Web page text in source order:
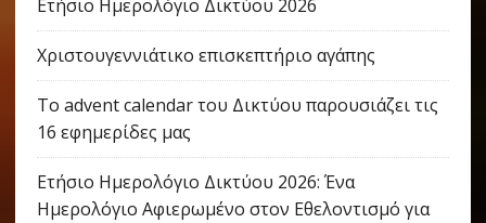
Ετήσιο Ημερολόγιο Δικτύου 2026
Χριστουγεννιάτικο επισκεπτήριο αγάπης
Το advent calendar του Δικτύου παρουσιάζει τις
16 εφημερίδες μας
Ετήσιο Ημερολόγιο Δικτύου 2026: Ένα
Ημερολόγιο Αφιερωμένο στον Εθελοντισμό για